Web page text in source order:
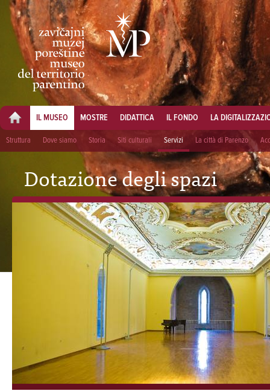
IL MUSEO MOSTRE DIDATTICA IL FONDO LA
Struttura Dove siamo Storia Siti culturali Servizi La città di Parenzo
Dotazione degli spazi